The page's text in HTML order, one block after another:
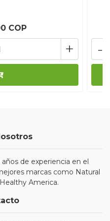
COP
+ -
de experiencia en el
marcas como Natural
America.